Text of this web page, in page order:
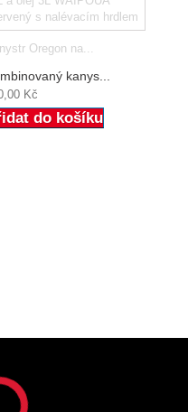
Oregon na...
kanys...
Kč
do košíku